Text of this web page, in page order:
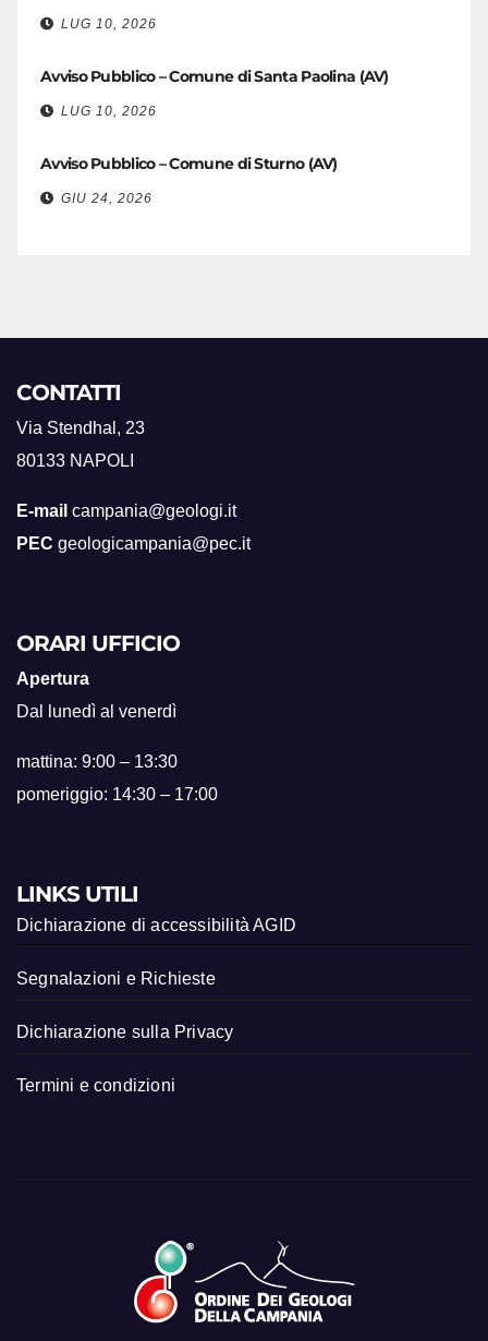
LUG 10, 2026
Avviso Pubblico – Comune di Santa Paolina (AV)
LUG 10, 2026
Avviso Pubblico – Comune di Sturno (AV)
GIU 24, 2026
CONTATTI
Via Stendhal, 23
80133 NAPOLI
E-mail campania@geologi.it
PEC geologicampania@pec.it
ORARI UFFICIO
Apertura
Dal lunedì al venerdì
mattina: 9:00 – 13:30
pomeriggio: 14:30 – 17:00
LINKS UTILI
Dichiarazione di accessibilità AGID
Segnalazioni e Richieste
Dichiarazione sulla Privacy
Termini e condizioni